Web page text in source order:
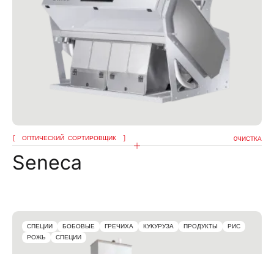
ОПТИЧЕСКИЙ СОРТИРОВЩИК OЧИСТКА
Seneca
СПЕЦИИ БОБОВЫЕ ГРЕЧИХА КУКУРУЗА ПРОДУКТЫ
РИС
РОЖЬ
СПЕЦИИ